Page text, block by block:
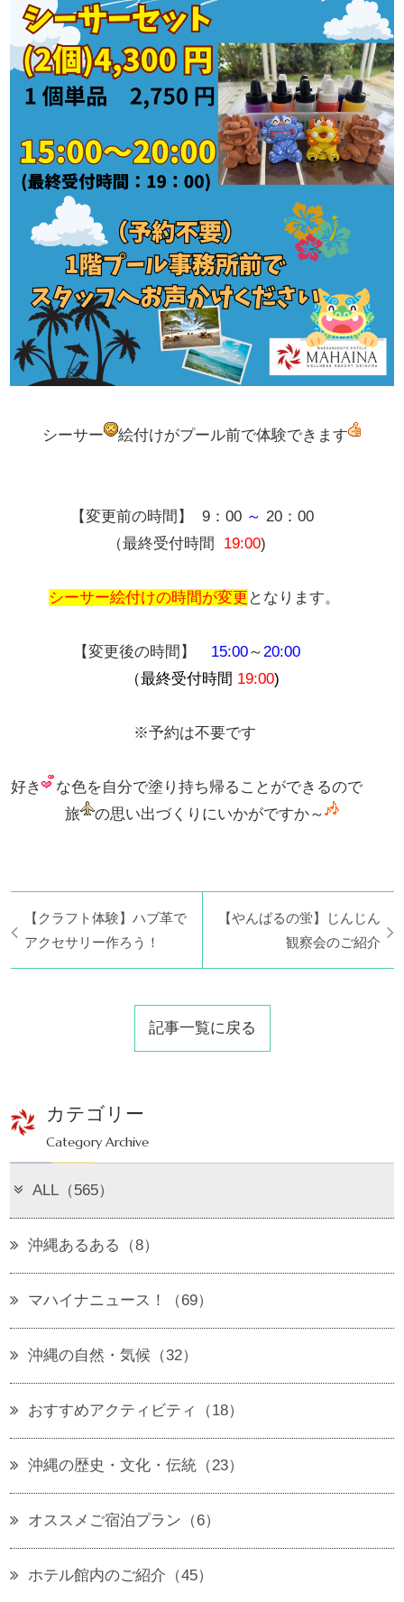
シーサー 絵付けがプール前で体験できます
【変更前の時間】 9：00 ～ 20：00
（最終受付時間
19:00)
シーサー絵付けの時間が変更 となります。
【変更後の時間】 15:00～20:00
（最終受付時間 19:00)
※予約は不要です
好き
な色を自分で塗り持ち帰ることができるので
旅
の思い出づくりにいかがですか～
【クラフト体験】ハブ革で
アクセサリー作ろう！
【やんばるの蛍】じんじん
観察会のご紹介
記事一覧に戻る
カテゴリー
Category Archive
ALL（565）
沖縄あるある（8）
マハイナニュース！（69）
沖縄の自然・気候（32）
おすすめアクティビティ（18）
沖縄の歴史・文化・伝統（23）
オススメご宿泊プラン（6）
ホテル館内のご紹介（45）